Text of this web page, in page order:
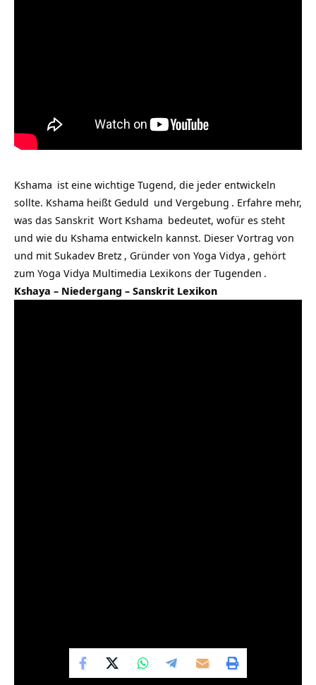
Kshama ist eine wichtige Tugend, die jeder entwickeln
sollte. Kshama heißt Geduld und Vergebung . Erfahre mehr,
was das Sanskrit Wort Kshama bedeutet, wofür es steht
und wie du Kshama entwickeln kannst. Dieser Vortrag von
und mit Sukadev Bretz , Gründer von Yoga Vidya , gehört
zum Yoga Vidya Multimedia Lexikons der Tugenden .
Kshaya – Niedergang – Sanskrit Lexikon